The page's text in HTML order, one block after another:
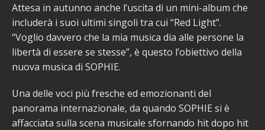
Attesa in autunno anche l’uscita di un mini-album che
includerà i suoi ultimi singoli tra cui “Red Light”.
“Voglio davvero che la mia musica dia alle persone la
libertà di essere se stesse”, è questo l’obiettivo della
nuova musica di SOPHIE.
Una delle voci più fresche ed emozionanti del
panorama internazionale, da quando SOPHIE si è
affacciata sulla scena musicale sfornando hit dopo hit